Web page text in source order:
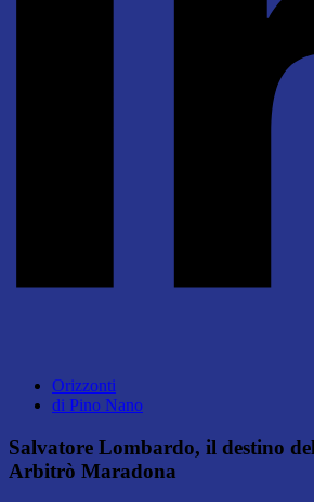
Orizzonti
di Pino Nano
Salvatore Lombardo, il destino
Arbitrò Maradona